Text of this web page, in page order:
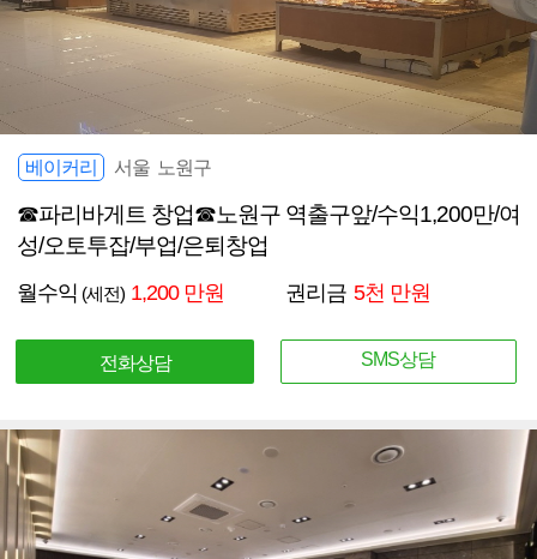
베이커리 서울 노원구
☎파리바게트 창업☎노원구 역출구앞/수익1,200만/여
성/오토투잡/부업/은퇴창업
월수익 (세전) 1,200 만원 권리금 5천 만원
전화상담 SMS상담